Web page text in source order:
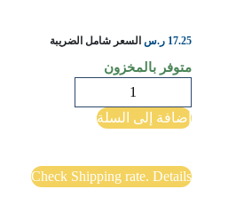
17.25 ر.س السعر شامل الضريبة
متوفر بالمخزون
سلسلة
المها
إضافة إلى السلة
Check Shipping rate. Details